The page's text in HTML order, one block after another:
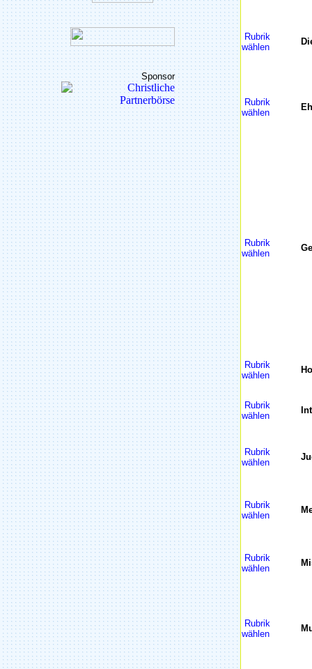
Sponsor
Rubrik
wählen
Rubrik
wählen
Rubrik
wählen
Rubrik
wählen
Rubrik
wählen
Rubrik
wählen
Rubrik
wählen
Rubrik
wählen
Rubrik
wählen